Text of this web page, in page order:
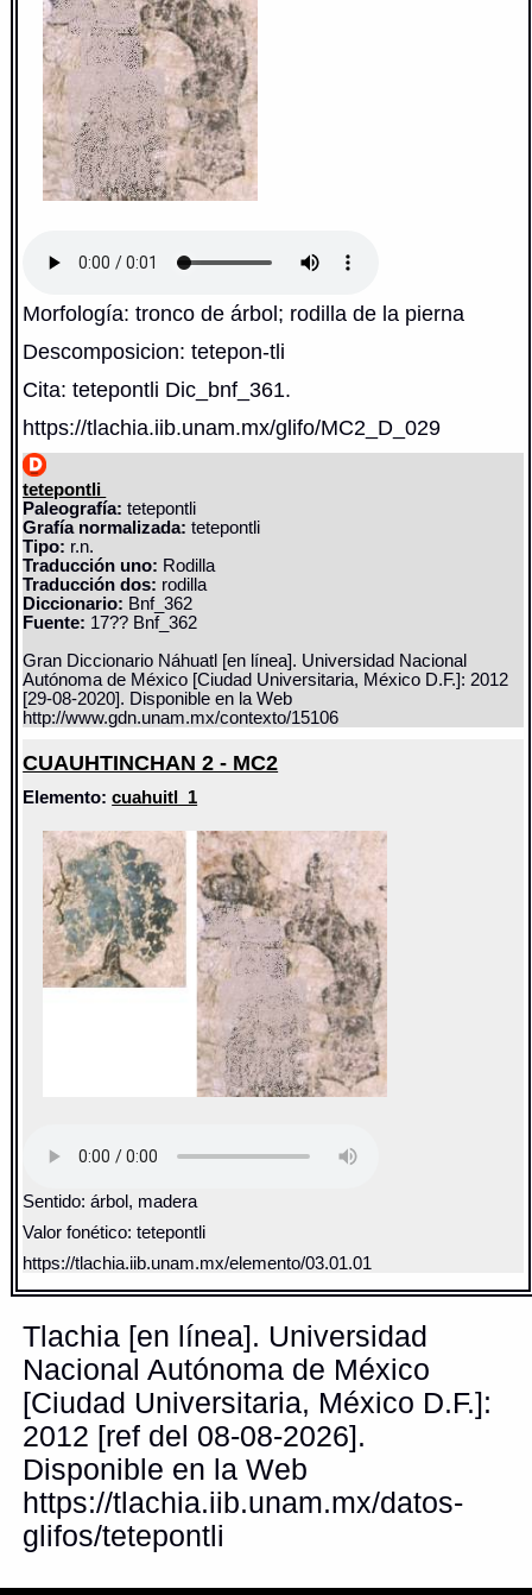
Morfología: tronco de árbol; rodilla de la pierna
Descomposicion: tetepon-tli
Cita: tetepontli Dic_bnf_361.
https://tlachia.iib.unam.mx/glifo/MC2_D_029
tetepontli
Paleografía: tetepontli
Grafía normalizada: tetepontli
Tipo: r.n.
Traducción uno: Rodilla
Traducción dos: rodilla
Diccionario: Bnf_362
Fuente: 17?? Bnf_362
Gran Diccionario Náhuatl [en línea]. Universidad Nacional
Autónoma de México [Ciudad Universitaria, México D.F.]: 2012
[29-08-2020]. Disponible en la Web
http://www.gdn.unam.mx/contexto/15106
CUAUHTINCHAN 2 - MC2
Elemento:cuahuitl_1
Sentido: árbol, madera
Valor fonético: tetepontli
https://tlachia.iib.unam.mx/elemento/03.01.01
Tlachia [en línea]. Universidad
Nacional Autónoma de México
[Ciudad Universitaria, México D.F.]:
2012 [ref del 08-08-2026].
Disponible en la Web
https://tlachia.iib.unam.mx/datos-
glifos/tetepontli